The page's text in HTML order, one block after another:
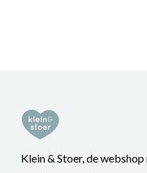
Klein & Stoer, de